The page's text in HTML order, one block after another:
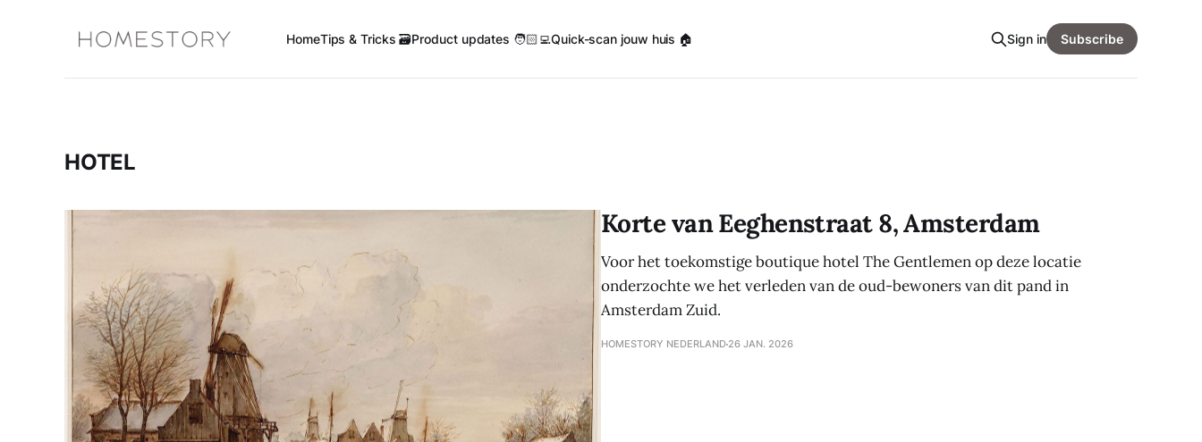
HomeTips & Tricks 🗃️Product updates 🧑🏻‍💻Quick-scan jouw huis 🏠 Sign in Subscribe
HOTEL
Korte van Eeghenstraat 8, Amsterdam
Voor het toekomstige boutique hotel The Gentlemen op deze locatie
onderzochte we het verleden van de oud-bewoners van dit pand in
Amsterdam Zuid.
HOMESTORY NEDERLAND 26 JAN. 2026